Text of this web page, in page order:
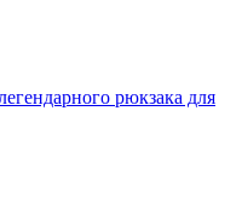
рюкзака для